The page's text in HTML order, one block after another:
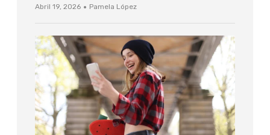
Abril 19, 2026 · Pamela López